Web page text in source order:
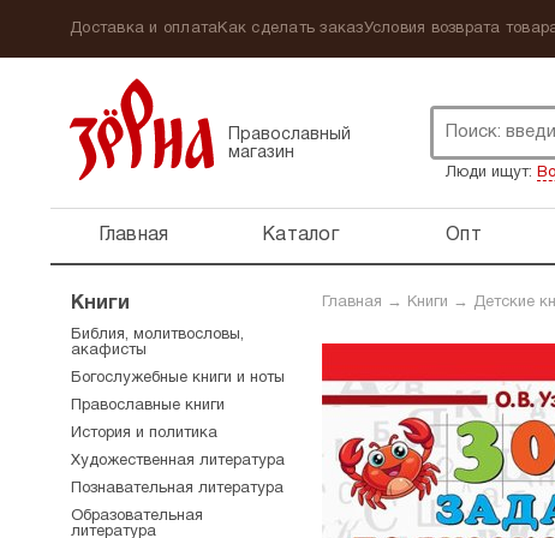
Доставка и оплатаКак сделать заказУсловия возврата
Православный
магазин
Люди ищут:
Главная Каталог Опт
Главная → Книги → Детские
Книги
Библия, молитвословы,
акафисты
Богослужебные книги и ноты
Православные книги
История и политика
Художественная литература
Познавательная литература
Образовательная
литература